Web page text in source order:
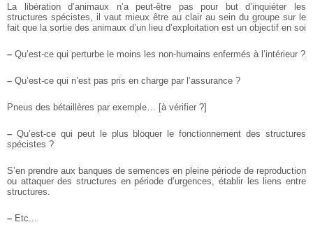
La libération d’animaux n’a peut-être pas pour but d’inquiéter les
structures spécistes, il vaut mieux être au clair au sein du groupe sur le
fait que la sortie des animaux d’un lieu d’exploitation est un objectif en soi
– Qu’est-ce qui perturbe le moins les non-humains enfermés à l’intérieur ?
– Qu’est-ce qui n’est pas pris en charge par l’assurance ?
Pneus des bétaillères par exemple… [à vérifier ?]
– Qu’est-ce qui peut le plus bloquer le fonctionnement des structures
spécistes ?
S’en prendre aux banques de semences en pleine période de reproduction
ou attaquer des structures en période d’urgences, établir les liens entre
structures.
– Etc...